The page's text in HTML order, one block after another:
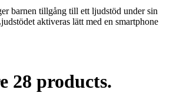
barnen tillgång till ett ljudstöd under sin
aktiveras lätt med en smartphone
28 products.